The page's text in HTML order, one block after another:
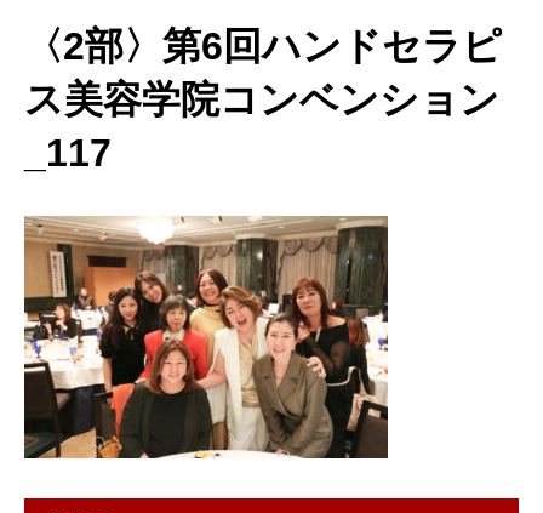
〈2部〉第6回ハンドセラピ
ス美容学院コンベンション
_117